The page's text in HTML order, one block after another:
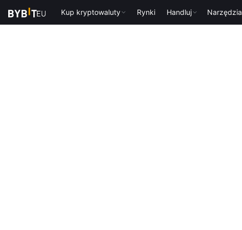
Kup kryptowaluty Rynki Handluj Narzędzia